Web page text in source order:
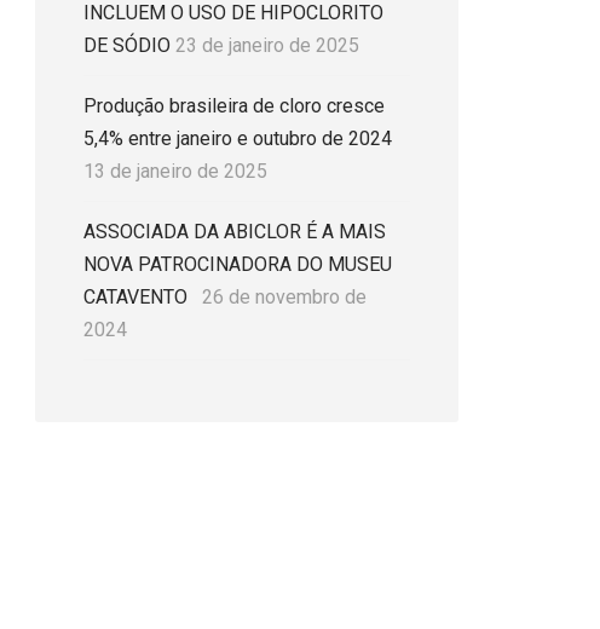
INCLUEM O USO DE HIPOCLORITO
DE SÓDIO 23 de janeiro de 2025
Produção brasileira de cloro cresce
5,4% entre janeiro e outubro de 2024
13 de janeiro de 2025
ASSOCIADA DA ABICLOR É A MAIS
NOVA PATROCINADORA DO MUSEU
CATAVENTO
26 de novembro de
2024